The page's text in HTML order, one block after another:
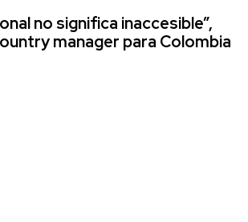
no significa inaccesible”,
manager para Colombia